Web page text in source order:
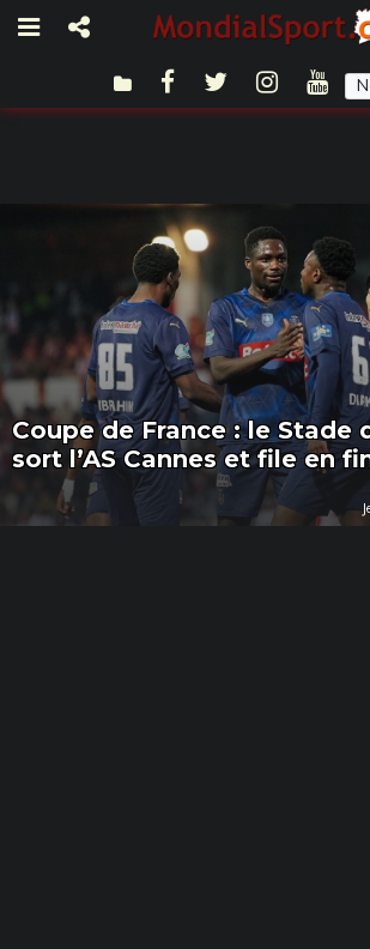
Coupe de France : le Stade
sort l’AS Cannes et file en